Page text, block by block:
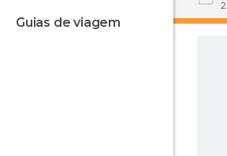
guias de viagem
2